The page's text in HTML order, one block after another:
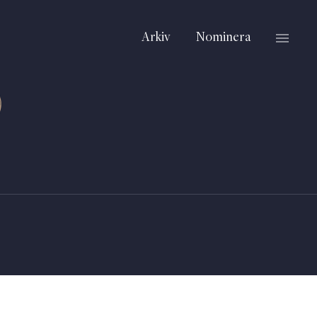
Arkiv Nominera